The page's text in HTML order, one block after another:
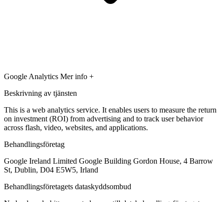
Google Analytics Mer info +
Beskrivning av tjänsten
This is a web analytics service. It enables users to measure the return
on investment (ROI) from advertising and to track user behavior
across flash, video, websites, and applications.
Behandlingsföretag
Google Ireland Limited Google Building Gordon House, 4 Barrow
St, Dublin, D04 E5W5, Irland
Behandlingsföretagets dataskyddsombud